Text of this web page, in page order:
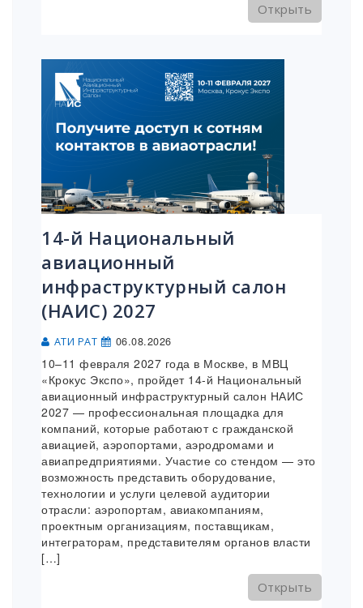
Открыть
14-й Национальный
авиационный
инфраструктурный салон
(НАИС) 2027
АТИ РАТ 06.08.2026
10–11 февраля 2027 года в Москве, в МВЦ
«Крокус Экспо», пройдет 14-й Национальный
авиационный инфраструктурный салон НАИС
2027 — профессиональная площадка для
компаний, которые работают с гражданской
авиацией, аэропортами, аэродромами и
авиапредприятиями. Участие со стендом — это
возможность представить оборудование,
технологии и услуги целевой аудитории
отрасли: аэропортам, авиакомпаниям,
проектным организациям, поставщикам,
интеграторам, представителям органов власти
[…]
Открыть